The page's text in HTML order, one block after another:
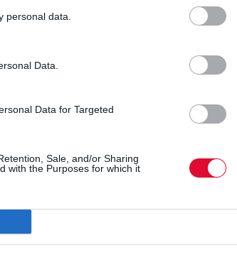
personal data.
Data.
Data for Targeted
Sale, and/or Sharing
with the Purposes for which it
2015
Six d.o.g.s. (την Κυριακή, 15
τη φήμη του δυναμικότερου live act
ευκαιρία, μιας και ξεκινάει σιγά-
δυο λόγια για τους δίσκους που